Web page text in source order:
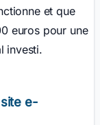
et que
euros pour une
investi.
e-